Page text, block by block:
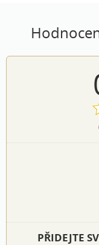
PŘIDEJTE